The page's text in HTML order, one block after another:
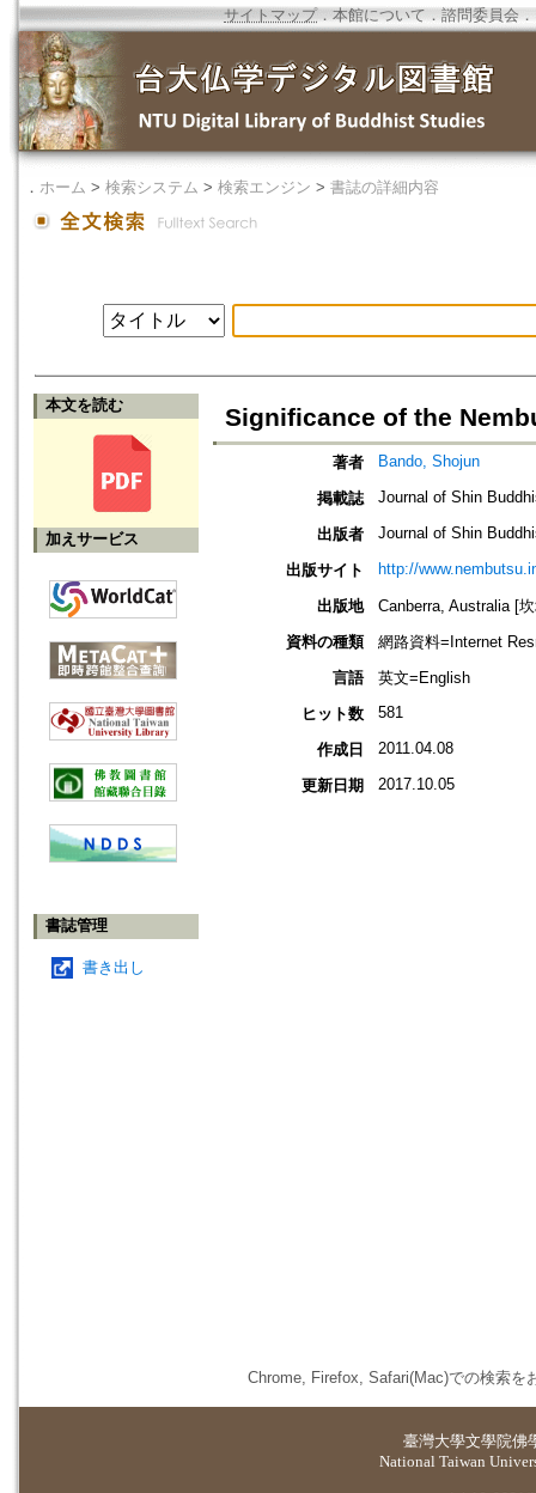
サイトマップ．本館について ． 諮問委員会 ．
． ホーム > 検索システム > 検索エンジン > 書誌の詳細内容
本文を読む
加えサービス
書誌管理
書き出し
Significance of the
著者 Bando, Shojun
掲載誌 Journal of Shin
出版者 Journal of Shin
出版サイト http://
出版地
Canberra, Australia [
資料の種類
網路資料=Internet
言語
英文=English
ヒット数
581
作成日 2011.04.08
更新日期 2017.10.05
Chrome, Firefox, Safari(Mac)での検索を
臺灣大學文學院佛
National Taiwan